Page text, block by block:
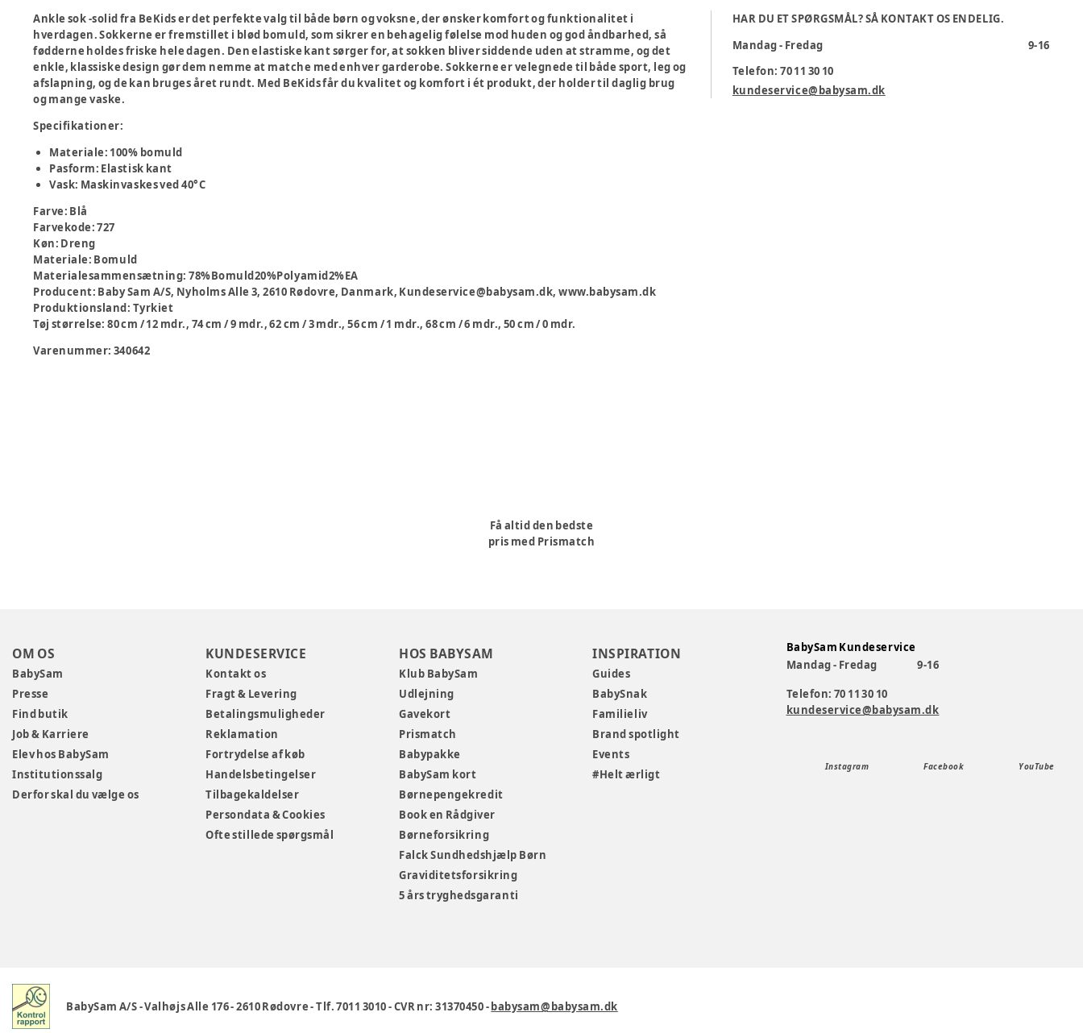
Ankle sok -solid fra BeKids er det perfekte valg til både børn og voksne, der ønsker komfort og funktionalitet i
hverdagen. Sokkerne er fremstillet i blød bomuld, som sikrer en behagelig følelse mod huden og god åndbarhed, så
fødderne holdes friske hele dagen. Den elastiske kant sørger for, at sokken bliver siddende uden at stramme, og det
enkle, klassiske design gør dem nemme at matche med enhver garderobe. Sokkerne er velegnede til både sport, leg og
afslapning, og de kan bruges året rundt. Med BeKids får du kvalitet og komfort i ét produkt, der holder til daglig brug
og mange vaske.
Specifikationer:
Materiale: 100% bomuld
Pasform: Elastisk kant
Vask: Maskinvaskes ved 40°C
Farve: Blå
Farvekode:727
Køn: Dreng
Materiale: Bomuld
Materialesammensætning:78%Bomuld20%Polyamid2%EA
Producent: Baby Sam A/S, Nyholms Alle 3, 2610 Rødovre, Danmark, Kundeservice@babysam.dk, www.babysam.dk
Produktionsland: Tyrkiet
Tøj størrelse:80 cm / 12 mdr., 74 cm / 9 mdr., 62 cm / 3 mdr., 56 cm / 1 mdr., 68 cm / 6 mdr., 50 cm / 0 mdr.
Varenummer: 340642
HAR DU ET SPØRGSMÅL? SÅ KONTAKT OS ENDELIG.
Mandag - Fredag
9-16
Telefon: 70 11 30 10
kundeservice@babysam.dk
Få altid den bedste
pris med Prismatch
OM OS
BabySam
Presse
Find butik
Job & Karriere
Elev hos BabySam
Institutionssalg
Derfor skal du vælge os
KUNDESERVICE
Kontakt os
Fragt & Levering
Betalingsmuligheder
Reklamation
Fortrydelse af køb
Handelsbetingelser
Tilbagekaldelser
Persondata & Cookies
Ofte stillede spørgsmål
HOS BABYSAM
Klub BabySam
Udlejning
Gavekort
Prismatch
Babypakke
BabySam kort
Børnepengekredit
Book en Rådgiver
Børneforsikring
Falck Sundhedshjælp Børn
Graviditetsforsikring
5 års tryghedsgaranti
INSPIRATION
Guides
BabySnak
Familieliv
Brand spotlight
Events
#Helt ærligt
BabySam Kundeservice
Mandag - Fredag
9-16
Telefon: 70 11 30 10
kundeservice@babysam.dk
Instagram Facebook YouTube
BabySam A/S-Valhøjs Alle 176-2610 Rødovre-Tlf. 7011 3010-CVR nr: 31370450-babysam@babysam.dk